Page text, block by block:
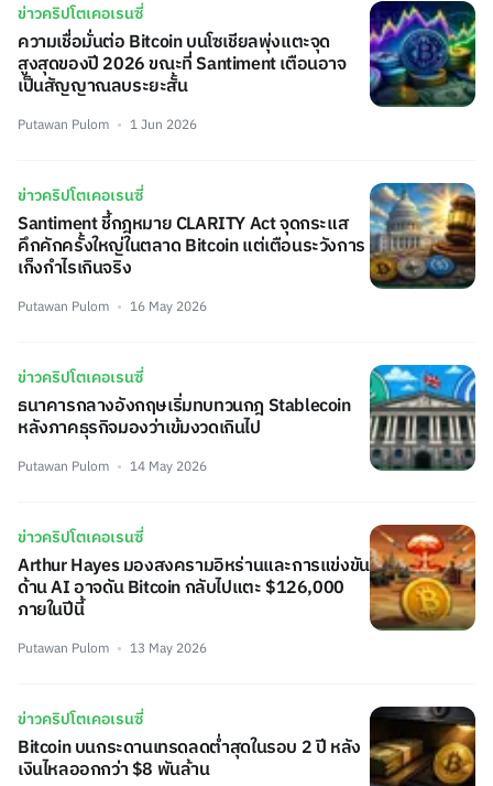
ข่าวคริปโตเคอเรนซี่
ความเชื่อมั่นต่อ Bitcoin บนโซเชียลพุ่งแตะจุด
สูงสุดของปี 2026 ขณะที่ Santiment เตือนอาจ
เป็นสัญญาณลบระยะสั้น
Putawan Pulom 1 Jun 2026
ข่าวคริปโตเคอเรนซี่
Santiment ชี้กฎหมาย CLARITY Act จุดกระแส
คึกคักครั้งใหญ่ในตลาด Bitcoin แต่เตือนระวังการ
เก็งกำไรเกินจริง
Putawan Pulom 16 May 2026
ข่าวคริปโตเคอเรนซี่
ธนาคารกลางอังกฤษเริ่มทบทวนกฎ Stablecoin
หลังภาคธุรกิจมองว่าเข้มงวดเกินไป
Putawan Pulom 14 May 2026
ข่าวคริปโตเคอเรนซี่
Arthur Hayes มองสงครามอิหร่านและการแข่งขัน
ด้าน AI อาจดัน Bitcoin กลับไปแตะ $126,000
ภายในปีนี้
Putawan Pulom 13 May 2026
ข่าวคริปโตเคอเรนซี่
Bitcoin บนกระดานเทรดลดต่ำสุดในรอบ 2 ปี หลัง
เงินไหลออกกว่า $8 พันล้าน